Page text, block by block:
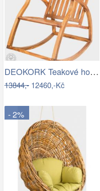
DEOKORK Teakové houpací křeslo STEFANO
13844,-12460,-Kč
- 2%